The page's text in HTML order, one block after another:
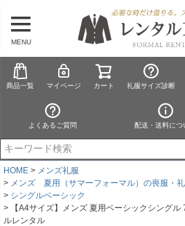
MENU
商品一覧 マイページ カート 礼服サイズ診断
よくあるご質問 配送・送料につ
HOME
メンズ礼服
メンズ 夏用（サマーフォーマル）の喪服・
シングルベーシック
【A4サイズ】メンズ 夏用ベーシックシング
ルレンタル